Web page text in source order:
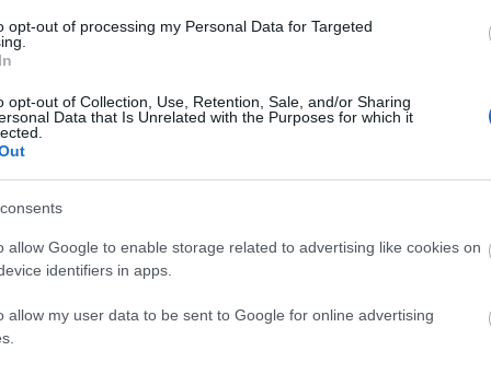
opt-out of processing my Personal Data for Targeted
opt-out of Collection, Use, Retention, Sale, and/or Sharing
Data that Is Unrelated with the Purposes for which it
allow Google to enable storage related to advertising like cookies on
identifiers in apps.
allow my user data to be sent to Google for online advertising
maracujás
incluindo vitaminas e minerais. São uma boa
a pele saudável, apoiam a visão e reforçam o sistema
que é ótima para a digestão e para a saúde intestinal.
menores de minerais importantes. Estas incluem:
a funcionar bem. Adicionar maracujá à sua dieta pode